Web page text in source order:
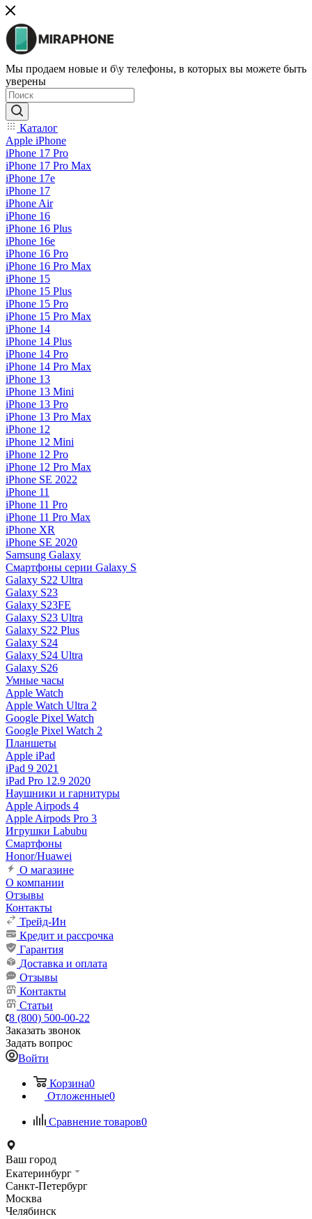
Мы продаем новые и б\у телефоны, в которых вы можете быть
уверены
Каталог
Apple iPhone
iPhone 17 Pro
iPhone 17 Pro Max
iPhone 17e
iPhone 17
iPhone Air
iPhone 16
iPhone 16 Plus
iPhone 16e
iPhone 16 Pro
iPhone 16 Pro Max
iPhone 15
iPhone 15 Plus
iPhone 15 Pro
iPhone 15 Pro Max
iPhone 14
iPhone 14 Plus
iPhone 14 Pro
iPhone 14 Pro Max
iPhone 13
iPhone 13 Mini
iPhone 13 Pro
iPhone 13 Pro Max
iPhone 12
iPhone 12 Mini
iPhone 12 Pro
iPhone 12 Pro Max
iPhone SE 2022
iPhone 11
iPhone 11 Pro
iPhone 11 Pro Max
iPhone XR
iPhone SE 2020
Samsung Galaxy
Смартфоны серии Galaxy S
Galaxy S22 Ultra
Galaxy S23
Galaxy S23FE
Galaxy S23 Ultra
Galaxy S22 Plus
Galaxy S24
Galaxy S24 Ultra
Galaxy S26
Умные часы
Apple Watch
Apple Watch Ultra 2
Google Pixel Watch
Google Pixel Watch 2
Планшеты
Apple iPad
iPad 9 2021
iPad Pro 12.9 2020
Наушники и гарнитуры
Apple Airpods 4
Apple Airpods Pro 3
Игрушки Labubu
Смартфоны
Honor/Huawei
О магазине
О компании
Отзывы
Контакты
Трейд-Ин
Кредит и рассрочка
Гарантия
Доставка и оплата
Отзывы
Контакты
Статьи
8 (800) 500-00-22
Заказать звонок
Задать вопрос
Войти
Корзина0
Отложенные0
Сравнение товаров0
Ваш город
Екатеринбург
Санкт-Петербург
Москва
Челябинск